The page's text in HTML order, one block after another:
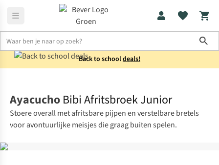
Back to schooldeals!
Ayacucho Bibi Afritsbroek Junior
Stoere overall met afritsbare pijpen en verstelbare bretels
voor avontuurlijke meisjes die graag buiten spelen.